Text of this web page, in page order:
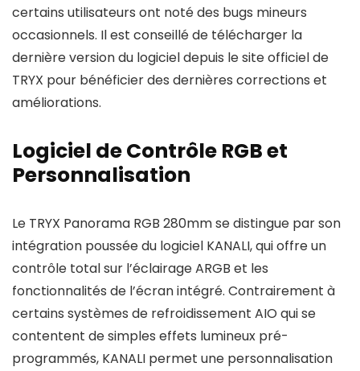
certains utilisateurs ont noté des bugs mineurs
occasionnels. Il est conseillé de télécharger la
dernière version du logiciel depuis le site officiel de
TRYX pour bénéficier des dernières corrections et
améliorations.
Logiciel de Contrôle RGB et
Personnalisation
Le TRYX Panorama RGB 280mm se distingue par son
intégration poussée du logiciel KANALI, qui offre un
contrôle total sur l’éclairage ARGB et les
fonctionnalités de l’écran intégré. Contrairement à
certains systèmes de refroidissement AIO qui se
contentent de simples effets lumineux pré-
programmés, KANALI permet une personnalisation